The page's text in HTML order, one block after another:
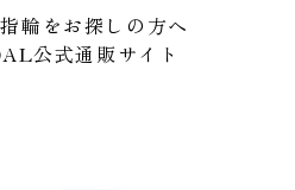
輪をお探しの方へ
公式通販サイト